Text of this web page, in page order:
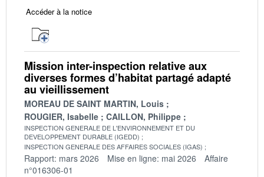
Accéder à la notice
Mission inter-inspection relative aux
diverses formes d’habitat partagé adapté
au vieillissement
MOREAU DE SAINT MARTIN, Louis
ROUGIER, Isabelle
CAILLON, Philippe
INSPECTION GENERALE DE L'ENVIRONNEMENT ET DU
DEVELOPPEMENT DURABLE (IGEDD)
INSPECTION GENERALE DES AFFAIRES SOCIALES (IGAS)
Rapport: mars 2026 Mise en ligne: mai 2026
Affaire
n°016306-01